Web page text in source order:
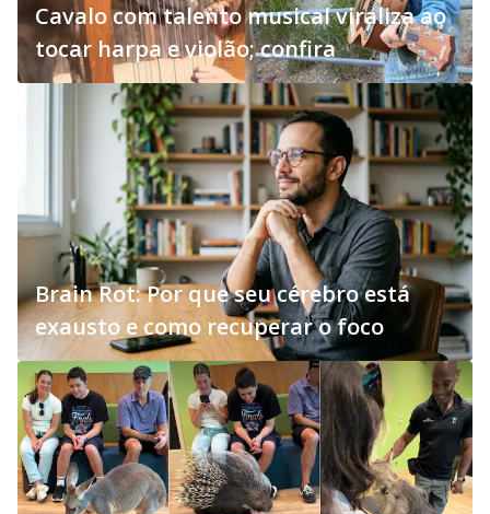
Cavalo com talento musical viraliza ao
tocar harpa e violão; confira
Brain Rot: Por que seu cérebro está
exausto e como recuperar o foco